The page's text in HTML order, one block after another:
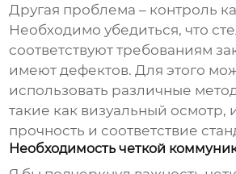
Другая проблема – контроль
Необходимо убедиться, что
соответствуют требованиям
имеют дефектов. Для этого
использовать различные
такие как визуальный осмотр,
прочность и соответствие
Необходимость четкой